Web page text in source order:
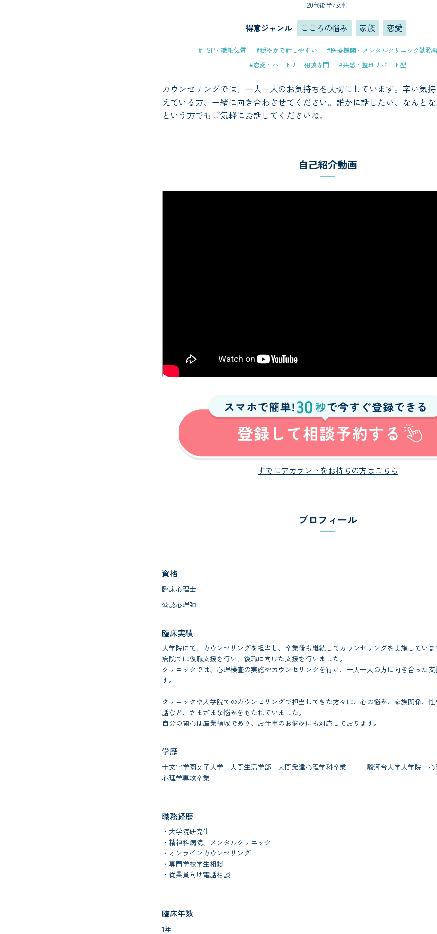
20代後半/女性
得意ジャンル こころの悩み 家族 恋愛
#HSP・繊細気質 #穏やかで話しやすい
#医療機関・メンタルクリニック勤務
#恋愛・パートナー相談専門
#共感・整理サポート型
カウンセリングでは、一人一人のお気持ちを大切にしています。辛い気
えている方、一緒に向き合わさせてください。誰かに話したい、なんと
という方でもご気軽にお話してくださいね。
自己紹介動画
すでにアカウントをお持ちの方はこちら
プロフィール
資格
臨床心理士
公認心理師
臨床実績
大学院にて、カウンセリングを担当し、卒業後も継続してカウンセリングを実施していま
病院では復職支援を行い、復職に向けた支援を行いました。
クリニックでは、心理検査の実施やカウンセリングを行い、一人一人の方に向き合った
す。
クリニックや大学院でのカウンセリングで担当してきた方々は、心の悩み、家族関係、
話など、さまざまな悩みをもたれていました。
自分の関心は産業領域であり、お仕事のお悩みにも対応しております。
学歴
十文字学園女子大学 人間生活学部 人間発達心理学科卒業 駿河台大学大学院 心
心理学専攻卒業
職務経歴
・大学院研究生
・精神科病院、メンタルクリニック
・オンラインカウンセリング
・専門学校学生相談
・従業員向け電話相談
臨床年数
1年